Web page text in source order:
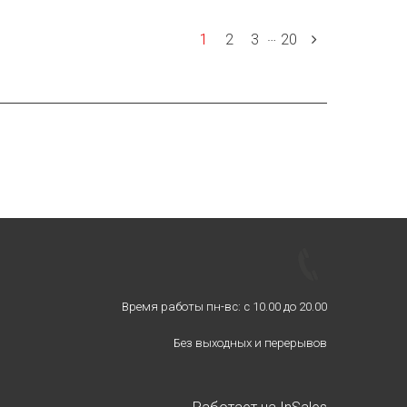
1 2 3 … 20
Время работы пн-вс: с 10.00 до 20.00
Без выходных и перерывов